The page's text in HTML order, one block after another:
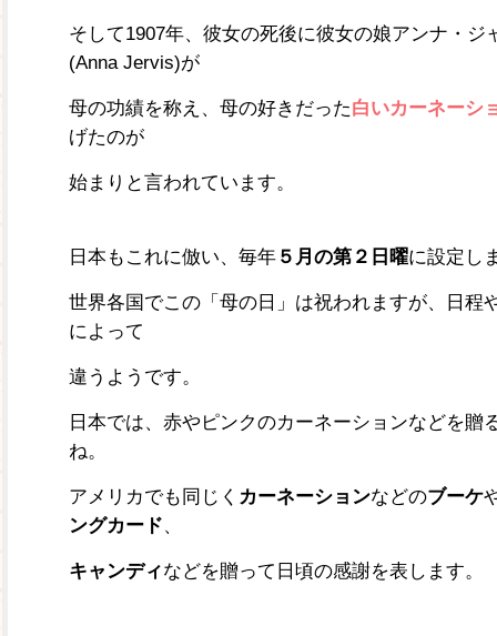
そして1907年、彼女の死後に彼女の娘アンナ・ジ
(Anna Jervis)が
母の功績を称え、母の好きだった白いカーネーシ
げたのが
始まりと言われています。
日本もこれに倣い、毎年 ５月の第２日曜に設定し
世界各国でこの「母の日」は祝われますが、日程
によって
違うようです。
日本では、赤やピンクのカーネーションなどを贈
ね。
アメリカでも同じく カーネーションなどのブーケ
ングカード、
キャンディなどを贈って日頃の感謝を表します。